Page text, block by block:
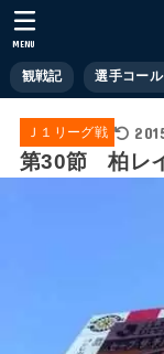
観戦記 選手コー
MENU
Ｊ１リーグ戦
第30節 柏レ